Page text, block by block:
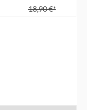
18,90 €*